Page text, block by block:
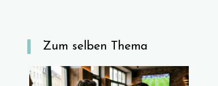
Zum selben Thema